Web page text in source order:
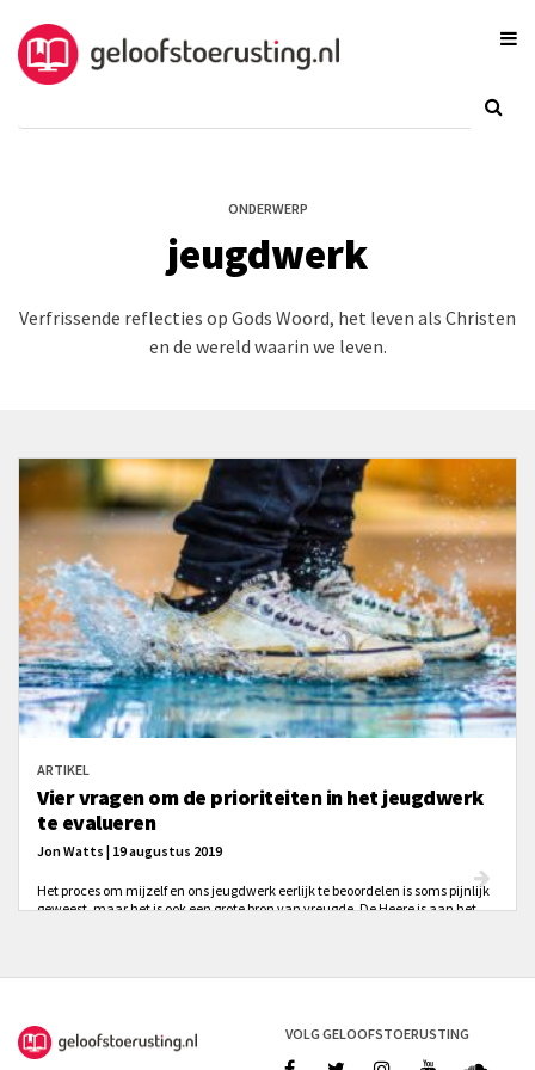
ONDERWERP
jeugdwerk
Verfrissende reflecties op Gods Woord, het leven als Christen
en de wereld waarin we leven.
ARTIKEL
Vier vragen om de prioriteiten in het jeugdwerk
te evalueren
Jon Watts | 19 augustus 2019
Het proces om mijzelf en ons jeugdwerk eerlijk te beoordelen is soms pijnlijk
geweest, maar het is ook een grote bron van vreugde. De Heere is aan het
VOLG GELOOFSTOERUSTING